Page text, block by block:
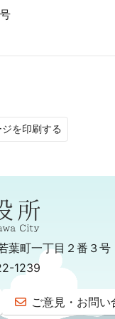
を印刷する
葉町一丁目２番３号
1239
ご意見・お問い